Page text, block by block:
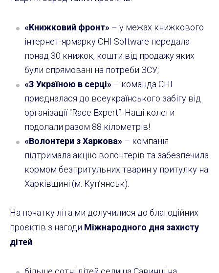
«Книжковий фронт» – у межах книжкового
інтернет-ярмарку CHI Software передала
понад 30 книжок, кошти від продажу яких
були спрямовані на потреби ЗСУ;
«З Україною в серці» – команда CHI
приєдналася до всеукраїнського забігу від
організації “Race Expert”. Наші колеги
подолали разом 88 кілометрів!
«Волонтери з Харкова» – компанія
підтримала акцію волонтерів та забезпечила
кормом безпритульних тварин у притулку на
Харківщині (м. Куп’янськ).
На початку літа ми долучилися до благодійних
проєктів з нагоди Міжнародного дня захисту
дітей: